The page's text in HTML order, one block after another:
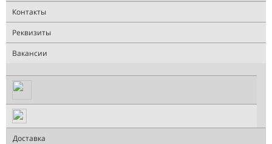
Контакты
Реквизиты
Вакансии
Доставка